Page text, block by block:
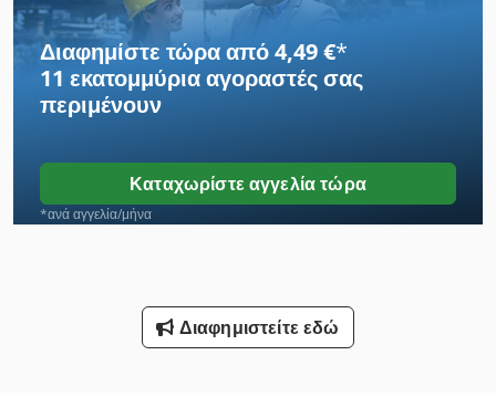
Εξετάστε Μεταφορών
Θραυστήρας Με Σιαγόνες
Καλάθια Μεταφοράς
Κατασκευών Και Κατεδαφίσεων
Κατηγορίες
Μεταφορά Στηρίγματα
Διαφημίστε τώρα από 4,49 €*
11 εκατομμύρια αγοραστέςσας
περιμένουν
Καταχωρίστε αγγελία τώρα
*ανά αγγελία/μήνα
Διαφημιστείτε εδώ